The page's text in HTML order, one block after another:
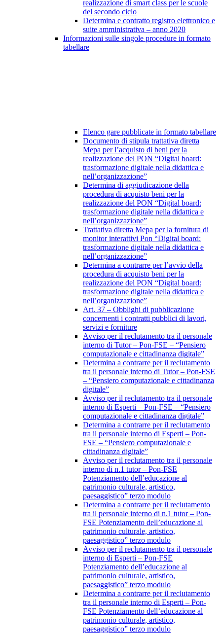
realizzazione di smart class per le scuole
del secondo ciclo
Determina e contratto registro elettronico e
suite amministrativa – anno 2020
Informazioni sulle singole procedure in formato
tabellare
Elenco gare pubblicate in formato tabellare
Documento di stipula trattativa diretta
Mepa per l’acquisto di beni per la
realizzazione del PON “Digital board:
trasformazione digitale nella didattica e
nell’organizzazione”
Determina di aggiudicazione della
procedura di acquisto beni per la
realizzazione del PON “Digital board:
trasformazione digitale nella didattica e
nell’organizzazione”
Trattativa diretta Mepa per la fornitura di
monitor interattivi Pon “Digital board:
trasformazione digitale nella didattica e
nell’organizzazione”
Determina a contrarre per l’avvio della
procedura di acquisto beni per la
realizzazione del PON “Digital board:
trasformazione digitale nella didattica e
nell’organizzazione”
Art. 37 – Obblighi di pubblicazione
concernenti i contratti pubblici di lavori,
servizi e forniture
Avviso per il reclutamento tra il personale
interno di Tutor – Pon-FSE – “Pensiero
computazionale e cittadinanza digitale”
Determina a contrarre per il reclutamento
tra il personale interno di Tutor – Pon-FSE
– “Pensiero computazionale e cittadinanza
digitale”
Avviso per il reclutamento tra il personale
interno di Esperti – Pon-FSE – “Pensiero
computazionale e cittadinanza digitale”
Determina a contrarre per il reclutamento
tra il personale interno di Esperti – Pon-
FSE – “Pensiero computazionale e
cittadinanza digitale”
Avviso per il reclutamento tra il personale
interno di n.1 tutor – Pon-FSE
Potenziamento dell’educazione al
patrimonio culturale, artistico,
paesaggistico” terzo modulo
Determina a contrarre per il reclutamento
tra il personale interno di n.1 tutor – Pon-
FSE Potenziamento dell’educazione al
patrimonio culturale, artistico,
paesaggistico” terzo modulo
Avviso per il reclutamento tra il personale
interno di Esperti – Pon-FSE
Potenziamento dell’educazione al
patrimonio culturale, artistico,
paesaggistico” terzo modulo
Determina a contrarre per il reclutamento
tra il personale interno di Esperti – Pon-
FSE Potenziamento dell’educazione al
patrimonio culturale, artistico,
paesaggistico” terzo modulo